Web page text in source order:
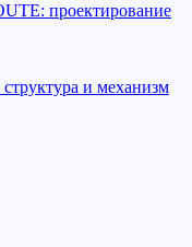
проектирование
и механизм